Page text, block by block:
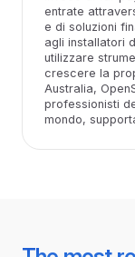
entrate
e di soluzioni
agli installatori
utilizzare
crescere la
Australia,
professionisti
mondo,